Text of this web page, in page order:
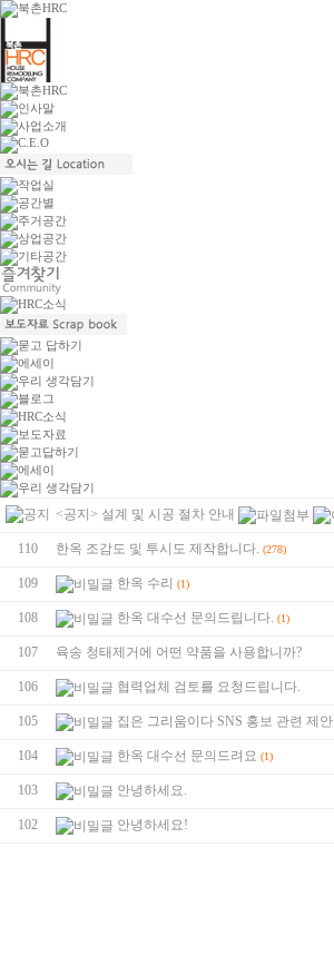
<공지> 설계 및 시공 절차 안내
110 한옥 조감도 및 투시도 제작합니다. (278)
109 한옥 수리 (1)
108 한옥 대수선 문의드립니다. (1)
107 육송 청태제거에 어떤 약품을 사용합니까?
106 협력업체 검토를 요청드립니다.
105 집은 그리움이다 SNS 홍보 관련 제안
104 한옥 대수선 문의드려요 (1)
103 안녕하세요.
102 안녕하세요!